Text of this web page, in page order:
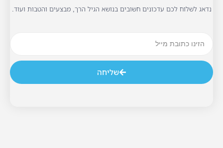
נדאג לשלוח לכם עדכונים חשובים בנושא הגיל הרך, מבצעים והטבות ועוד.
שליחה